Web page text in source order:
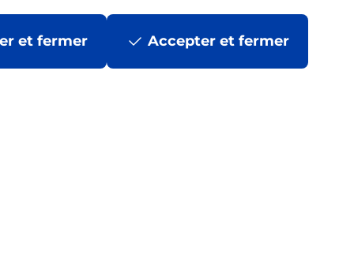
et fermer Accepter et fermer
?